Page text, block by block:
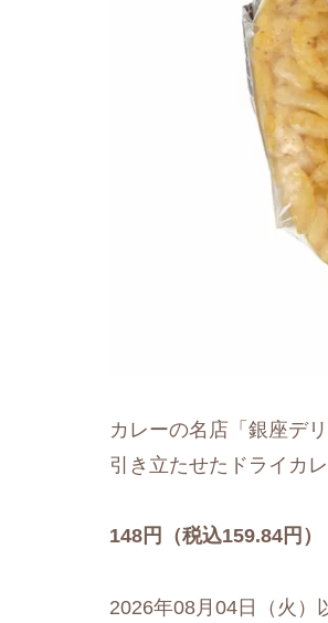
カレーの名店「銀座デ
引き立たせたドライカ
148円（税込159.84円）
2026年08月04日（火）